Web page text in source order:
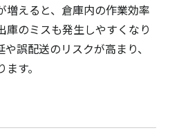
増えると、倉庫内の作業効率
のミスも発生しやすくなり
誤配送のリスクが高まり、
す。